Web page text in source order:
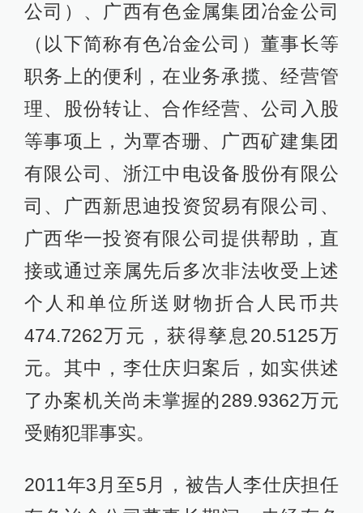
公司）、广西有色金属集团冶金公司
（以下简称有色冶金公司）董事长等
职务上的便利，在业务承揽、经营管
理、股份转让、合作经营、公司入股
等事项上，为覃杏珊、广西矿建集团
有限公司、浙江中电设备股份有限公
司、广西新思迪投资贸易有限公司、
广西华一投资有限公司提供帮助，直
接或通过亲属先后多次非法收受上述
个人和单位所送财物折合人民币共
474.7262万元，获得孳息20.5125万
元。其中，李仕庆归案后，如实供述
了办案机关尚未掌握的289.9362万元
受贿犯罪事实。
2011年3月至5月，被告人李仕庆担任